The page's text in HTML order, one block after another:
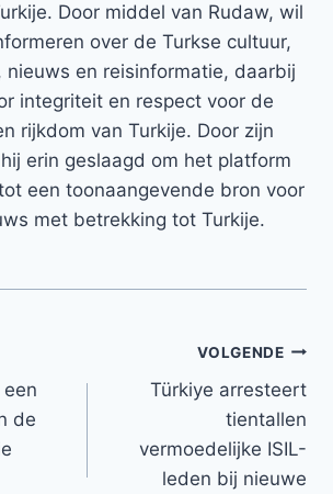
Door middel van Rudaw, wil
over de Turkse cultuur,
nieuws en reisinformatie, daarbij
integriteit en respect voor de
rijkdom van Turkije. Door zijn
erin geslaagd om het platform
een toonaangevende bron voor
met betrekking tot Turkije.
de
VOLGENDE
Türkiye arresteert
tientallen
vermoedelijke ISIL-
leden bij nieuwe